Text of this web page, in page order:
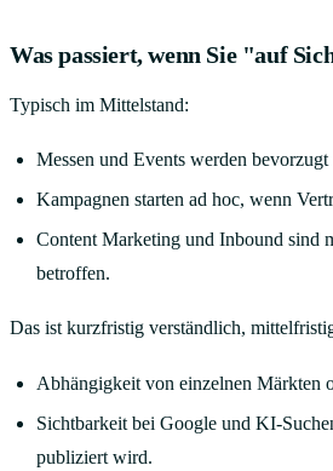
Was passiert, wenn Sie "auf
Typisch im Mittelstand:
Messen und Events werden
Kampagnen starten ad hoc, wenn
Content Marketing und Inbound sind
betroffen.
Das ist kurzfristig verständlich,
Abhängigkeit von einzelnen Märkten
Sichtbarkeit bei Google und KI-
publiziert wird.